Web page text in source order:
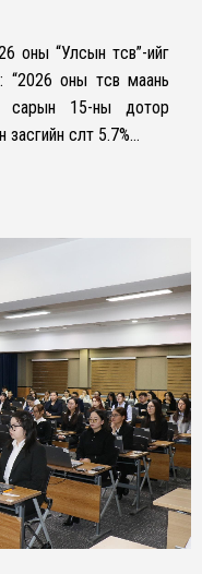
оны “Улсын төсөв”-ийг
оны төсөв маань
сарын 15-ны дотор
өсөлт 5.7%…